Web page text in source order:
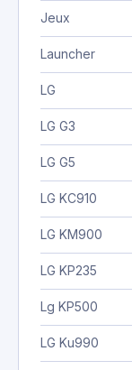
Jeux
Launcher
LG
LG G3
LG G5
LG KC910
LG KM900
LG KP235
Lg KP500
LG Ku990